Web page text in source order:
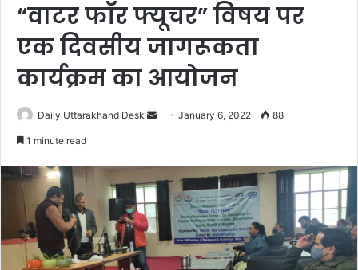
“वाटर फॉर फ्यूचर” विषय पर
एक दिवसीय जागरूकता
कार्यक्रम का आयोजन
Daily Uttarakhand Desk
a
n
e
January 6, 2022 88
1 minute read